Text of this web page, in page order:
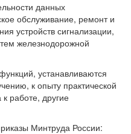
данных
обслуживание, ремонт и
устройств сигнализации,
железнодорожной
устанавливаются
к опыту практической
работе, другие
Минтруда России: